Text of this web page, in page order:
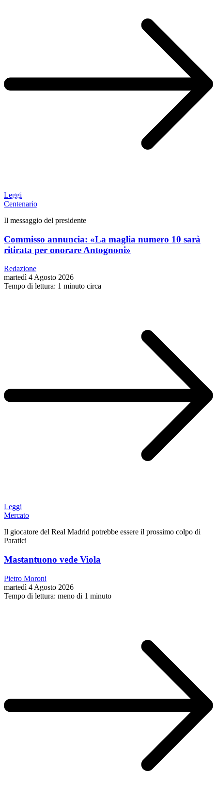
Leggi
Centenario
Il messaggio del presidente
Commisso annuncia: «La maglia numero 10 sarà
ritirata per onorare Antognoni»
Redazione
martedì 4 Agosto 2026
Tempo di lettura: 1 minuto circa
Leggi
Mercato
Il giocatore del Real Madrid potrebbe essere il prossimo colpo di
Paratici
Mastantuono vede Viola
Pietro Moroni
martedì 4 Agosto 2026
Tempo di lettura: meno di 1 minuto